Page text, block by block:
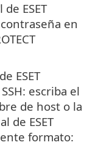
ESET
en
ESET
escriba el
de host o la
de ESET
formato: